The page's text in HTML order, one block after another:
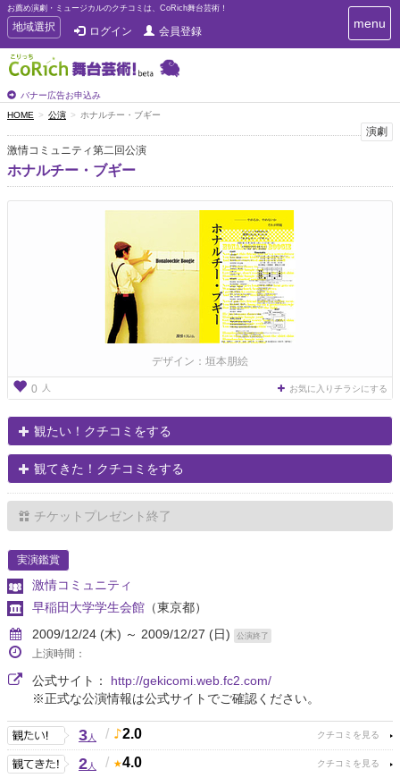
お薦め演劇・ミュージカルのクチコミは、CoRich舞台芸術！
T
o
g
g
e
n
a
v
i
g
地域選択 ログイン 会員登録
バナー広告お申込み
T
o
i
g
menu
HOME 公演 ホナルチー・ブギー
演劇
激情コミュニティ第二回公演
ホナルチー・ブギー
デザイン：垣本朋絵
0 人 お気に入りチラシにする
観たい！クチコミをする
観てきた！クチコミをする
チケットプレゼント終了
実演鑑賞
激情コミュニティ
早稲田大学学生会館 （東京都）
2009/12/24 (木) ～ 2009/12/27 (日)
公演終了
上演時間：
公式サイト： http://gekicomi.web.fc2.com/
※正式な公演情報は公式サイトでご確認ください。
3人 / 2.0
2人 / 4.0